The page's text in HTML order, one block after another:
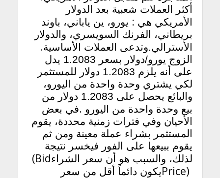
أكثر العملات شعبية بعد الدولار
الأمريكي هي : يورو، ين ياباني، باوند
بريطاني، الفرنك السويسري، والدولار
الأسترالي.وتدعى العملات الأساسية.
الزوج يورو/دولار بسعر 1.2083 يدل
على أنه يلزم 1.2083 دولار للمستثمر
لكي يشتري وحدة واحدة من اليورو،
والبائع يحصل على 1.2083 دولار من
بيع وحدة واحدة من اليورو .في بعض
الأحيان وفي فترات زمنية محددة، يقوم
المستثمر بشراء عملة معينة ومن ثم
يقوم ببيعها على الفور فيخسر نتيجة
لذلك، والسبب هو أن سعر الشراء(Bid
Price)يكون دائماً أقل من سعر